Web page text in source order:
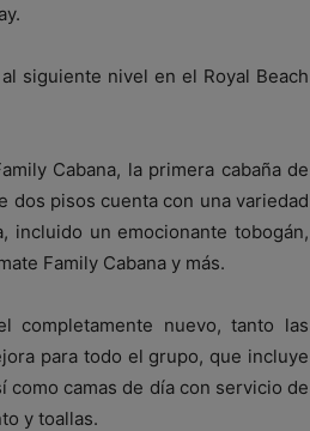
siguiente nivel en el Royal Beach
Cabana, la primera cabaña de
dos pisos cuenta con una variedad
incluido un emocionante tobogán,
Family Cabana y más.
completamente nuevo, tanto las
para todo el grupo, que incluye
camas de día con servicio de
y toallas.